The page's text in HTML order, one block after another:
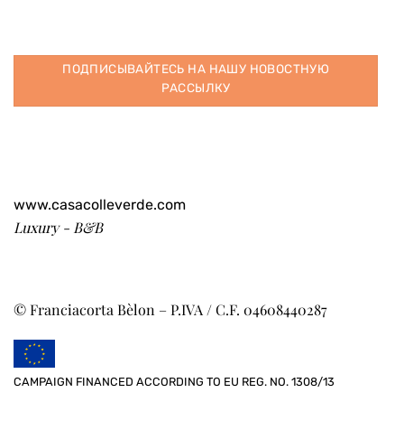
ПОДПИСЫВАЙТЕСЬ НА НАШУ НОВОСТНУЮ
РАССЫЛКУ
www.casacolleverde.com
Luxury - B&B
© Franciacorta Bèlon – P.IVA / C.F. 04608440287
CAMPAIGN FINANCED ACCORDING TO EU REG. NO. 1308/13